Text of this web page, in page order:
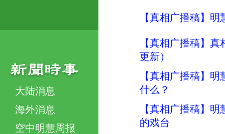
大陆消息
海外消息
空中明慧周报
【真相广播稿】
【真相广播稿】
更新）
【真相广播稿】
什么？
【真相广播稿】
的戏台